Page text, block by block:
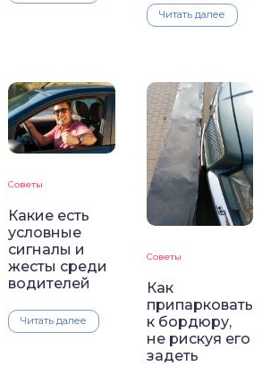
Читать далее
Советы
Какие есть
условные
сигналы и
жесты среди
водителей
Читать далее
Советы
Как
к бордюру,
не рискуя его
задеть